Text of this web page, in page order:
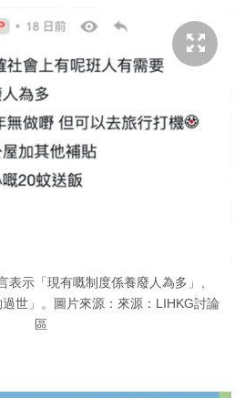
表示「現有嘅制度係養廢人為多」、
過世」。圖片來源：來源：LIHKG討論
區